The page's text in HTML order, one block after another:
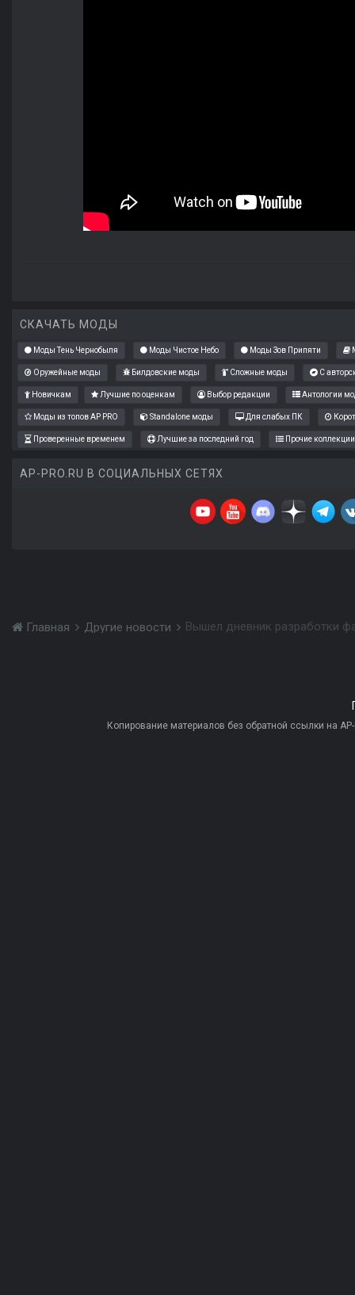
СКАЧАТЬ МОДЫ
Моды Тень Чернобыля Моды Чистое Небо Моды Зов Припяти
Оружейные моды Билдовские моды Сложные моды С
Новичкам Лучшие по оценкам Выбор редакции Антологии
Моды из топов AP PRO Standalone моды Для слабых ПК
Проверенные временем Лучшие за последний год Прочие коллекции
AP-PRO.RU В СОЦИАЛЬНЫХ СЕТЯХ
Главная Другие новости Вышел дневник разработки
Копирование материалов без обратной ссылки на